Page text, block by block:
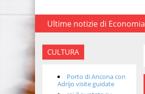
Ultime notizie di Economia
CULTURA
Porto di Ancona con
Adrijo visite guidate